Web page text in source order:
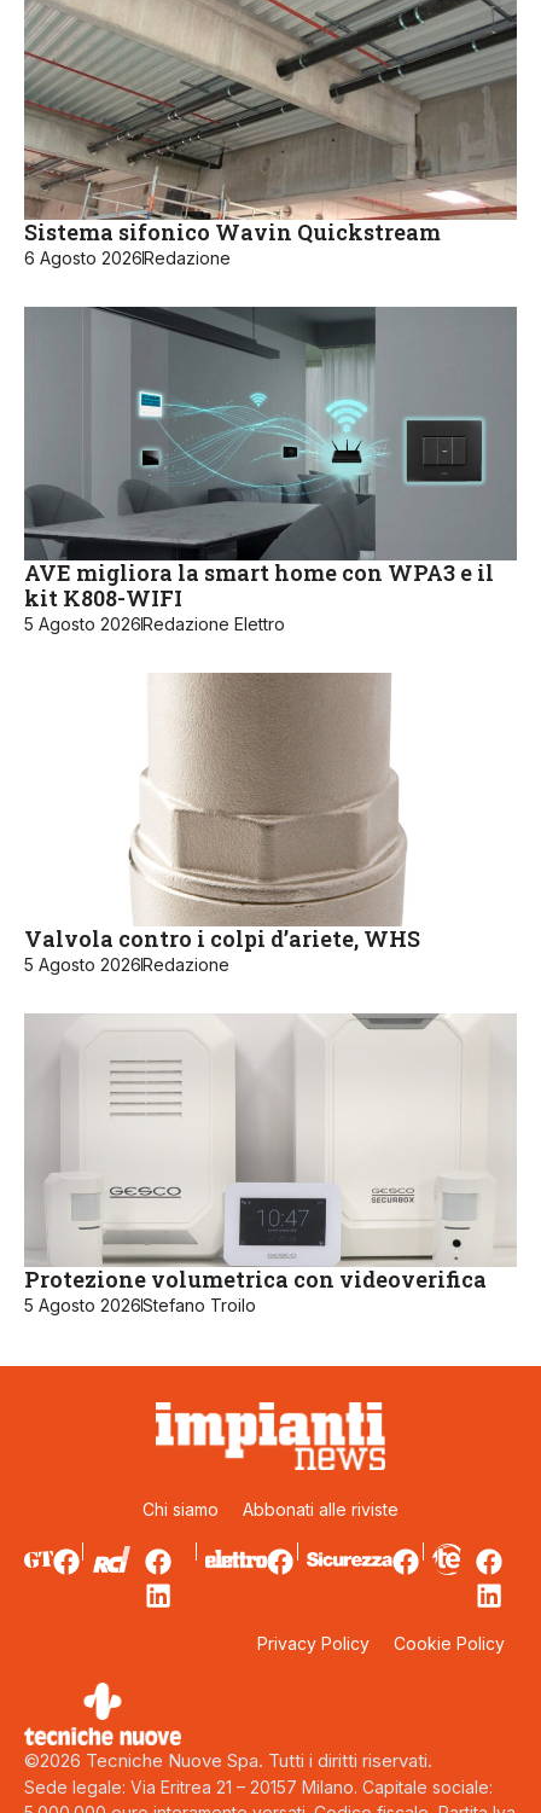
Sistema sifonico Wavin Quickstream
6 Agosto 2026Redazione
AVE migliora la smart home con WPA3 e il
kit K808-WIFI
5 Agosto 2026Redazione Elettro
Valvola contro i colpi d’ariete, WHS
5 Agosto 2026Redazione
Protezione volumetrica con videoverifica
5 Agosto 2026Stefano Troilo
Chi siamo Abbonati alle riviste
Privacy Policy Cookie Policy
©2026 Tecniche Nuove Spa. Tutti i diritti riservati.
Sede legale: Via Eritrea 21 – 20157 Milano. Capitale sociale: